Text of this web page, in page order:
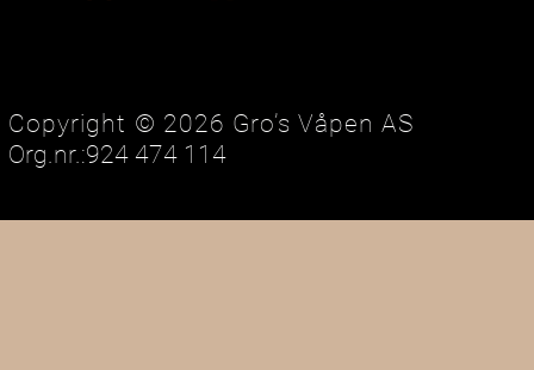
Copyright © 2026 Gro’s Våpen AS
Org.nr.:924 474 114